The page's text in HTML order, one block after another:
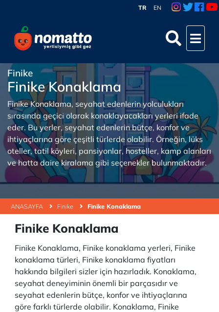
TR EN
ANASAYFA Finike Finike Konaklama
Finike
Finike Konaklama
Finike Konaklama, seyahat edenlerin yolculukları
sırasında geçici olarak konaklayacakları yerleri ifade
eder. Bu yerler, seyahat edenlerin bütçe, konfor ve
ihtiyaçlarına göre çeşitli türlerde olabilir. Örneğin, lüks
oteller, tatil köyleri, pansiyonlar, hosteller, kamp alanları
ve hatta daire kiralama gibi seçenekler bulunmaktadır.
Finike Konaklama
Finike Konaklama, Finike konaklama yerleri, Finike
konaklama türleri, Finike konaklama fiyatları
hakkında bilgileri sizler için hazırladık. Konaklama,
seyahat deneyiminin önemli bir parçasıdır ve
seyahat edenlerin bütçe, konfor ve ihtiyaçlarına
göre farklı türlerde olabilir. Konaklama, Finike